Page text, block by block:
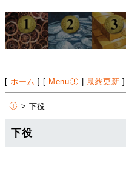
[ホーム ] [ Menu |最終更新 ]
> 下役
下役